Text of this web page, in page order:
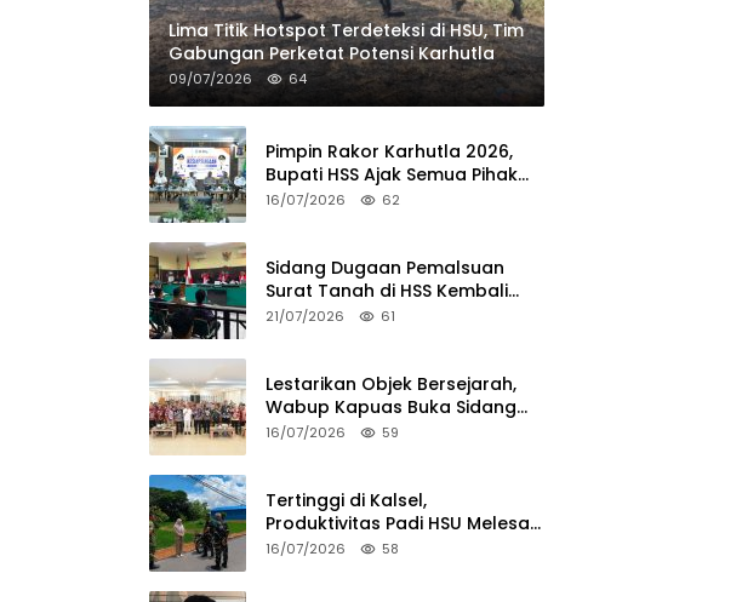
Lima Titik Hotspot Terdeteksi di HSU, Tim
Gabungan Perketat Potensi Karhutla
09/07/2026 64
Pimpin Rakor Karhutla 2026,
Bupati HSS Ajak Semua Pihak
Perkuat Mitigasi
16/07/2026 62
Sidang Dugaan Pemalsuan
Surat Tanah di HSS Kembali
Bergulir, JPU Hadirkan 3 Saksi
21/07/2026 61
Lestarikan Objek Bersejarah,
Wabup Kapuas Buka Sidang
Penetapan Cagar Budaya
16/07/2026 59
Tertinggi di Kalsel,
Produktivitas Padi HSU Melesat
Berkat OPLAH
16/07/2026 58